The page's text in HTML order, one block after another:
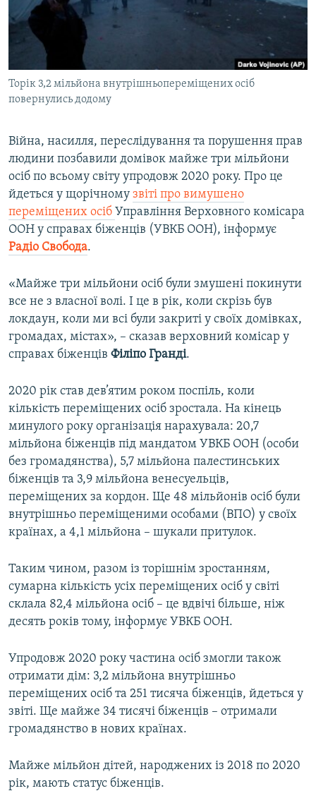
ВІДЕОУРОКИ «ELIFBE»
СВІДЧЕННЯ ОКУПАЦІЇ
УКРАЇНСЬКА ПРОБЛЕМА КРИМУ
ІНФОГРАФІКА
Русский
Qırımtatar
ДОЛУЧАЙСЯ!
Усі сайти RFE/RL
Торік 3,2 мільйона внутрішньопереміщених осіб
повернулись додому
Війна, насилля, переслідування та порушення прав
людини позбавили домівок майже три мільйони
осіб по всьому світу упродовж 2020 року. Про це
йдеться у щорічному звіті про вимушено
переміщених осіб Управління Верховного комісара
ООН у справах біженців (УВКБ ООН), інформує
Радіо Свобода.
«Майже три мільйони осіб були змушені покинути
все не з власної волі. І це в рік, коли скрізь був
локдаун, коли ми всі були закриті у своїх домівках,
громадах, містах», – сказав верховний комісар у
справах біженців Філіпо Гранді.
2020 рік став дев’ятим роком поспіль, коли
кількість переміщених осіб зростала. На кінець
минулого року організація нарахувала: 20,7
мільйона біженців під мандатом УВКБ ООН (особи
без громадянства), 5,7 мільйона палестинських
біженців та 3,9 мільйона венесуельців,
переміщених за кордон. Ще 48 мільйонів осіб були
внутрішньо переміщеними особами (ВПО) у своїх
країнах, а 4,1 мільйона – шукали притулок.
Таким чином, разом із торішнім зростанням,
сумарна кількість усіх переміщених осіб у світі
склала 82,4 мільйона осіб – це вдвічі більше, ніж
десять років тому, інформує УВКБ ООН.
Упродовж 2020 року частина осіб змогли також
отримати дім: 3,2 мільйона внутрішньо
переміщених осіб та 251 тисяча біженців, йдеться у
звіті. Ще майже 34 тисячі біженців – отримали
громадянство в нових країнах.
Майже мільйон дітей, народжених із 2018 по 2020
рік, мають статус біженців.